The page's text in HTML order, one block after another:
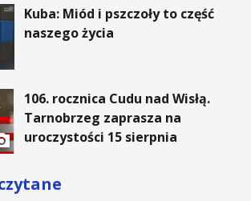
Kuba: Miód i pszczoły to część
naszego życia
106. rocznica Cudu nad Wisłą.
Tarnobrzeg zaprasza na
uroczystości 15 sierpnia